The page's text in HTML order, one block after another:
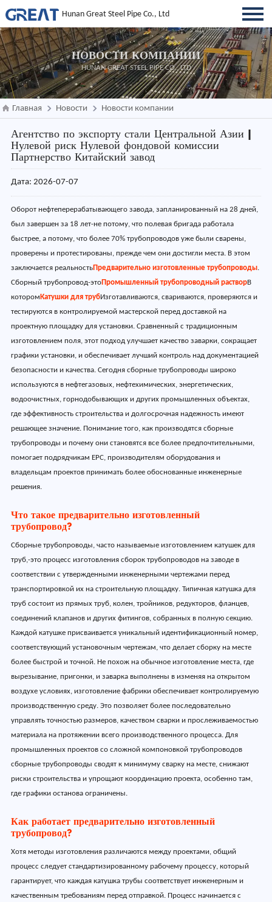
Hunan Great Steel Pipe Co., Ltd
НОВОСТИ КОМПАНИИ
HUNAN GREAT STEEL PIPE CO., LTD
Главная Новости Новости компании
Агентство по экспорту стали Центральной Азии |
Нулевой риск Нулевой фондовой комиссии
Партнерство Китайский завод
Дата: 2026-07-07
Оборот нефтеперерабатывающего завода, запланированный на 28 дней,
был завершен за 18 лет-не потому, что полевая бригада работала
быстрее, а потому, что более 70% трубопроводов уже были сварены,
проверены и протестированы, прежде чем они достигли места. В этом
заключается реальностьПредварительно изготовленные трубопроводы.
Сборный трубопровод-этоПромышленный трубопроводный растворВ
котором Катушки для трубИзготавливаются, свариваются, проверяются и
тестируются в контролируемой мастерской перед доставкой на
проектную площадку для установки. Сравненный с традиционным
изготовлением поля, этот подход улучшает качество заварки, сокращает
графики установки, и обеспечивает лучший контроль над документацией
безопасности и качества. Сегодня сборные трубопроводы широко
используются в нефтегазовых, нефтехимических, энергетических,
водоочистных, горнодобывающих и других промышленных объектах,
где эффективность строительства и долгосрочная надежность имеют
решающее значение. Понимание того, как производятся сборные
трубопроводы и почему они становятся все более предпочтительными,
помогает подрядчикам EPC, производителям оборудования и
владельцам проектов принимать более обоснованные инженерные
решения.
Что такое предварительно изготовленный
трубопровод?
Сборные трубопроводы, часто называемые изготовлением катушек для
труб,-это процесс изготовления сборок трубопроводов на заводе в
соответствии с утвержденными инженерными чертежами перед
транспортировкой их на строительную площадку. Типичная катушка для
труб состоит из прямых труб, колен, тройников, редукторов, фланцев,
соединений клапанов и других фитингов, собранных в полную секцию.
Каждой катушке присваивается уникальный идентификационный номер,
соответствующий установочным чертежам, что делает сборку на месте
более быстрой и точной. Не похож на обычное изготовление места, где
вырезывание, пригонки, и заварка выполнены в изменяя на открытом
воздухе условиях, изготовление фабрики обеспечивает контролируемую
производственную среду. Это позволяет более последовательно
управлять точностью размеров, качеством сварки и прослеживаемостью
материала на протяжении всего производственного процесса. Для
промышленных проектов со сложной компоновкой трубопроводов
сборные трубопроводы сводят к минимуму сварку на месте, снижают
риски строительства и упрощают координацию проекта, особенно там,
где графики останова ограничены.
Как работает предварительно изготовленный
трубопровод?
Хотя методы изготовления различаются между проектами, общий
процесс следует стандартизированному рабочему процессу, который
гарантирует, что каждая катушка трубы соответствует инженерным и
качественным требованиям перед отправкой. Процесс начинается с